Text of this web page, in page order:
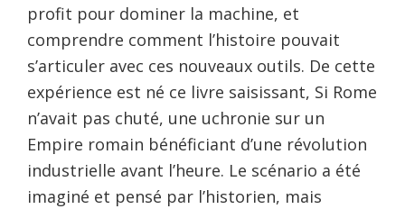
profit pour dominer la machine, et
comprendre comment l’histoire pouvait
s’articuler avec ces nouveaux outils. De cette
expérience est né ce livre saisissant, Si Rome
n’avait pas chuté, une uchronie sur un
Empire romain bénéficiant d’une révolution
industrielle avant l’heure. Le scénario a été
imaginé et pensé par l’historien, mais